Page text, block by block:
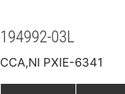
194992-03L
CCA,NI PXIE-6341